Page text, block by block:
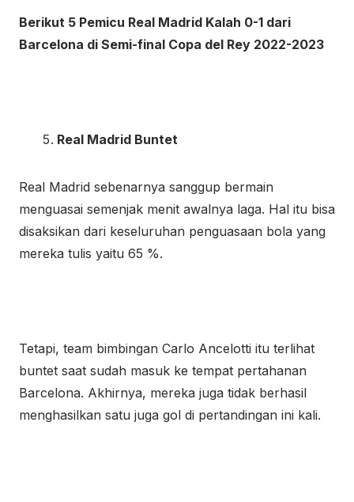
Berikut 5 Pemicu Real Madrid Kalah 0-1 dari
Barcelona di Semi-final Copa del Rey 2022-2023
Real Madrid Buntet
Real Madrid sebenarnya sanggup bermain
menguasai semenjak menit awalnya laga. Hal itu bisa
disaksikan dari keseluruhan penguasaan bola yang
mereka tulis yaitu 65 %.
Tetapi, team bimbingan Carlo Ancelotti itu terlihat
buntet saat sudah masuk ke tempat pertahanan
Barcelona. Akhirnya, mereka juga tidak berhasil
menghasilkan satu juga gol di pertandingan ini kali.